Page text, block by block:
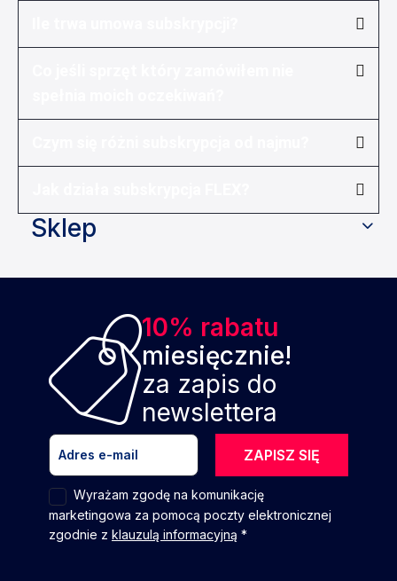
Sklep
10% rabatu
miesięcznie!
za zapis do
newslettera
ZAPISZ SIĘ
Wyrażam zgodę na komunikację
marketingowa za pomocą poczty elektronicznej
zgodnie z klauzulą informacyjną *